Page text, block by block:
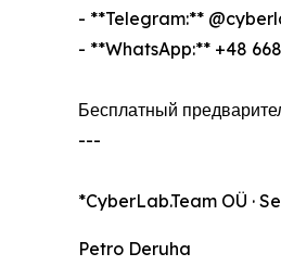
- **Telegram:**
- **WhatsApp:** +48
Бесплатный
---
*CyberLab.Team OÜ ·
Petro Deruha